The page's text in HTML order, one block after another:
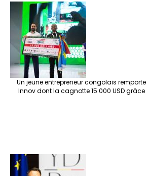
Un jeune entrepreneur congolais remporte
Innov dont la cagnotte 15 000 USD grâce